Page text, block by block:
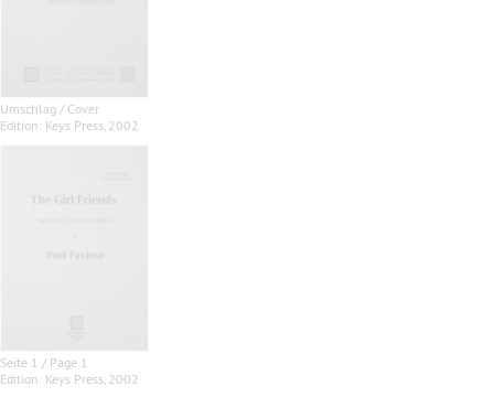
Umschlag / Cover
Edition: Keys Press, 2002
Seite 1 / Page 1
Edition: Keys Press, 2002